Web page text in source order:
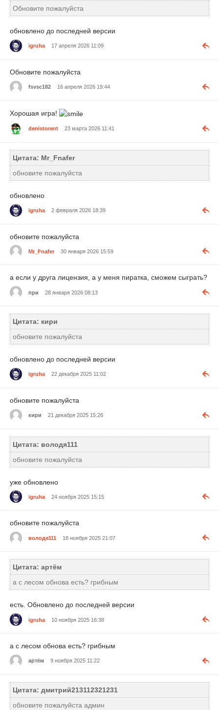
Обновите пожалуйста
обновлено до последней версии
igruha 17 апреля 2026 11:09
Обновите пожалуйста
fsvsc182 16 апреля 2026 19:44
Хорошая игра!
denistorent 23 марта 2026 11:41
Цитата: Mr_Fnafer
обновите пожалуйста
обновлено
igruha 2 февраля 2026 18:39
обновите пожалуйста
Mr_Fnafer 30 января 2026 15:59
а если у друга лицензия, а у меня пиратка, сможем сыграть?
при 28 января 2026 08:13
Цитата: кири
обновите пожалуйста
обновлено до последней версии
igruha 22 декабря 2025 11:02
обновите пожалуйста
кири 21 декабря 2025 15:26
Цитата: володя111
обновите пожалуйста
уже обновлено
igruha 24 ноября 2025 15:15
обновите пожалуйста
володя111 18 ноября 2025 21:07
Цитата: артём
а с лесом обнова есть? грибным
есть. Обновлено до последней версии
igruha 10 ноября 2025 16:38
а с лесом обнова есть? грибным
артём 9 ноября 2025 11:22
Цитата: дмитрий213112321231
обновите пожалуйста админ